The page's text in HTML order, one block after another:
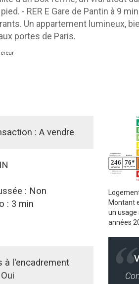
- RER E Gare de Pantin à 9
Un appartement lumineux,
portes de Paris.
: A vendre
: Non
: 3 min
à l'encadrement
Oui
Montant
un usage
années